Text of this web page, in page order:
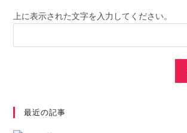
上に表示された文字を入力してください。
最近の記事